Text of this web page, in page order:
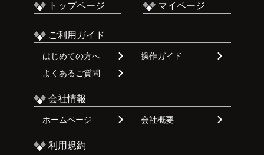
トップページ マイページ
ご利用ガイド
はじめての方へ
操作ガイド
よくあるご質問
会社情報
ホームページ 会社概要
利用規約